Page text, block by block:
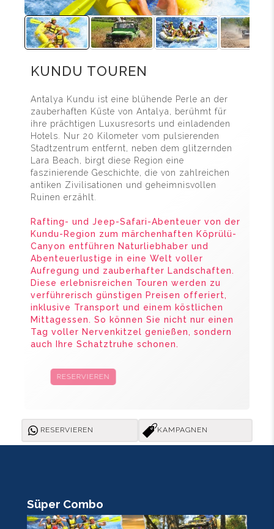
KUNDU TOUREN
Antalya Kundu ist eine blühende Perle an der
zauberhaften Küste von Antalya, berühmt für
ihre prächtigen Luxusresorts und einladenden
Hotels. Nur 20 Kilometer vom pulsierenden
Stadtzentrum entfernt, neben dem glitzernden
Lara Beach, birgt diese Region eine
faszinierende Geschichte, die von zahlreichen
antiken Zivilisationen und geheimnisvollen
Ruinen erzählt.
Rafting- und Jeep-Safari-Abenteuer von der
Kundu-Region zum märchenhaften Köprülü-
Canyon entführen Naturliebhaber und
Abenteuerlustige in eine Welt voller
Aufregung und zauberhafter Landschaften.
Diese erlebnisreichen Touren werden zu
verführerisch günstigen Preisen offeriert,
inklusive Transport und einem köstlichen
Mittagessen. So können Sie nicht nur einen
Tag voller Nervenkitzel genießen, sondern
auch Ihre Schatztruhe schonen.
RESERVIEREN
RESERVIEREN KAMPAGNEN
Süper Combo